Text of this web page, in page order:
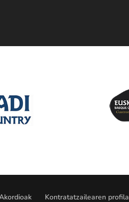
Kontratatzailearen profila